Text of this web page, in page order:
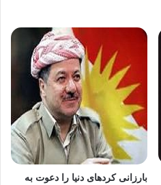
بارزانی کردهای دنیا را دعوت به